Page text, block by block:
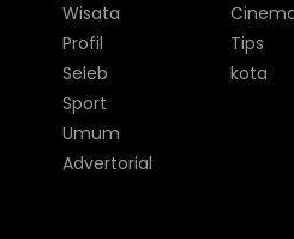
Wisata
Profil
Seleb
Sport
Umum
Advertorial
Tips
kota